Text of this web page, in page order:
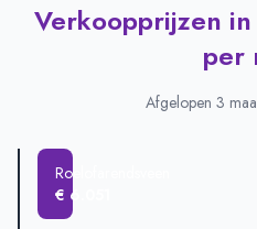
Verkoopprijzen in andere
Plaats
€
Nieuwe Wetering
€
Roelofarendsveen
Abbenes
Verkoopprijzen
per
Afgelopen 3
Roelofarendsveen
€ 6.051